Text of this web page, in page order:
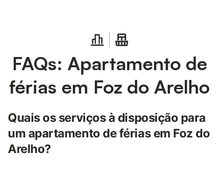
FAQs: Apartamento de
férias em Foz do Arelho
Quais os serviços à disposição para
um apartamento de férias em Foz do
Arelho?